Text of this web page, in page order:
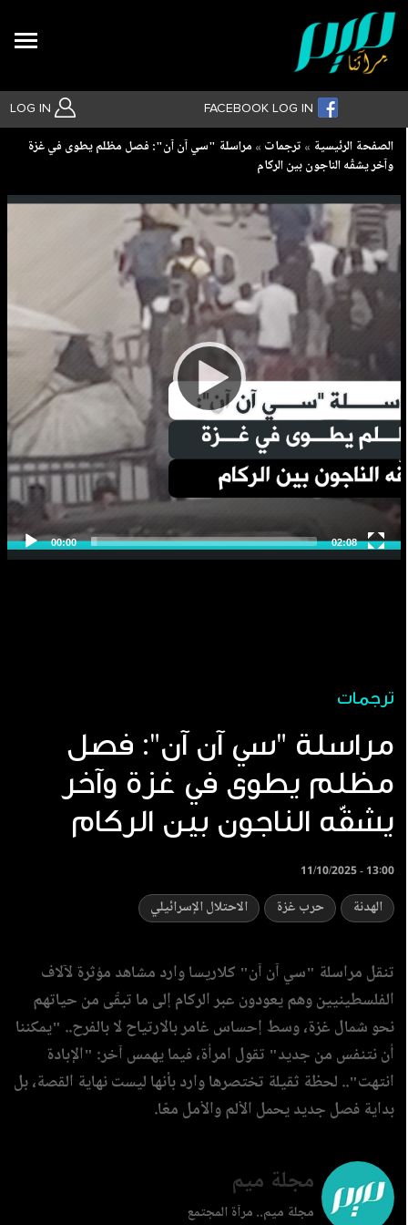
LOG IN FACEBOOK LOG IN
بحث متقدم
Breadcrumb
الصفحة الرئيسية ترجمات
مراسلة "سي آن آن": فصل مظلم يطوى في غزة
وآخر يشقّه الناجون بين الركام
ترجمات
مراسلة "سي آن آن": فصل
مظلم يطوى في غزة وآخر
يشقّه الناجون بين الركام
11/10/2025 - 13:00
الهدنة حرب غزة الاحتلال الإسرائيلي
تنقل مراسلة "سي آن آن" كلاريسا وارد مشاهد مؤثرة لآلاف
الفلسطينيين وهم يعودون عبر الركام إلى ما تبقّى من حياتهم
نحو شمال غزة، وسط إحساس غامر بالارتياح لا بالفرح.. "يمكننا
أن نتنفس من جديد" تقول امرأة، فيما يهمس آخر: "الإبادة
انتهت".. لحظة ثقيلة تختصرها وارد بأنها ليست نهاية القصة، بل
بداية فصل جديد يحمل الألم والأمل معًا.
مجلة ميم
مجلة ميم.. مرآة المجتمع